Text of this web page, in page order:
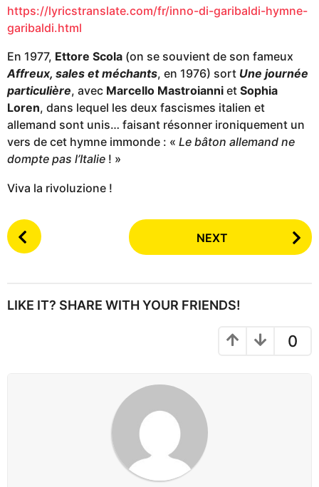
https://lyricstranslate.com/fr/inno-di-garibaldi-hymne-
garibaldi.html
En 1977, Ettore Scola (on se souvient de son fameux
Affreux, sales et méchants, en 1976) sort Une journée
particulière, avec Marcello Mastroianni et Sophia
Loren, dans lequel les deux fascismes italien et
allemand sont unis… faisant résonner ironiquement un
vers de cet hymne immonde : « Le bâton allemand ne
dompte pas l’Italie ! »
Viva la rivoluzione !
P
o
P
NEXT
LIKE IT? SHARE WITH YOUR FRIENDS!
0